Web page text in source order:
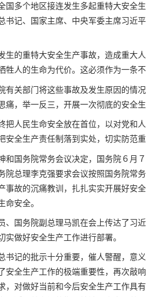
国多个地区接连发生多起重特大安全
书记、国家主席、中央军委主席习近
生的重特大安全生产事故，造成重大
牲人的生命为代价。这必须作为一条不
有关部门将这些事故及发生原因的情
痛，举一反三，开展一次彻底的安全
把人民生命安全放在首位，以对党和
安全生产责任制落到实处，切实防范
和国务院常务会议决定，国务院６月
院总理李克强要求会议按照国务院常
事故的沉痛教训，扎扎实实开展好安
命安全。
、国务院副总理马凯在会上传达了习
实做好安全生产工作进行部署。
书记的批示十分重要，催人警醒，意
安全生产工作的极端重要性，再次敲
，对做好当前和今后安全生产工作具